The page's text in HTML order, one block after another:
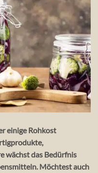
einige Rohkost
wächst das Bedürfnis
. Möchtest auch